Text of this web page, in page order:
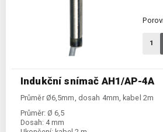
Indukční snímač AH1/AP-4A
Průměr Ø6,5mm, dosah 4mm, kabel 2m
Průměr: Ø 6,5
Dosah: 4 mm